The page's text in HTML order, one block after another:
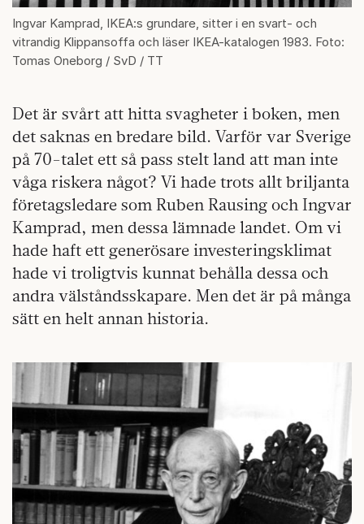
Ingvar Kamprad, IKEA:s grundare, sitter i en svart- och
vitrandig Klippansoffa och läser IKEA-katalogen 1983. Foto:
Tomas Oneborg / SvD / TT
Det är svårt att hitta svagheter i boken, men
det saknas en bredare bild. Varför var Sverige
på 70-talet ett så pass stelt land att man inte
våga riskera något? Vi hade trots allt briljanta
företagsledare som Ruben Rausing och Ingvar
Kamprad, men dessa lämnade landet. Om vi
hade haft ett generösare investeringsklimat
hade vi troligtvis kunnat behålla dessa och
andra välståndsskapare. Men det är på många
sätt en helt annan historia.